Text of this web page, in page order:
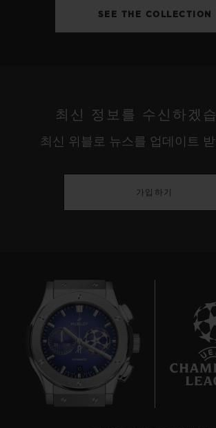
SEE THE COLLECTION
최신 정보를 수신하겠
최신 위블로 뉴스를 업데이트
가입하기